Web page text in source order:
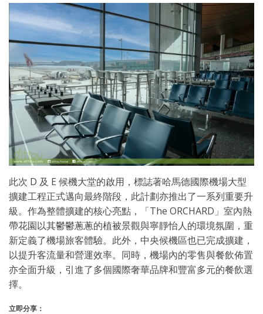
此次 D 及 E 候機大堂的啟用，標誌著哈馬德國際機場大型
擴建工程正式邁向最終階段，此計劃亦推出了一系列重要升
級。作為整體擴建的核心亮點，「The ORCHARD」室內熱
帶花園以其鬱鬱蔥蔥的植被景觀與寧靜怡人的環境氛圍，重
新定義了機場旅客體驗。此外，中央候機區也已完成擴建，
以提升客流量和營運效率。同時，機場內的零售與餐飲佈置
亦全面升級，引進了多個國際奢華品牌和豐富多元的餐飲選
擇。
立即分享：